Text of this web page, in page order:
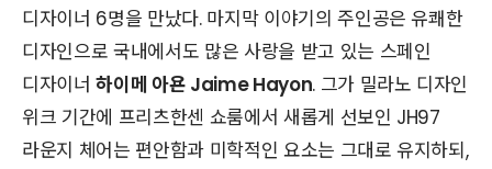
디자이너 6명을 만났다. 마지막 이야기의 주인공은 유쾌한
디자인으로 국내에서도 많은 사랑을 받고 있는 스페인
디자이너하이메 아욘 Jaime Hayon. 그가 밀라노 디자인
위크 기간에 프리츠한센 쇼룸에서 새롭게 선보인 JH97
라운지 체어는 편안함과 미학적인 요소는 그대로 유지하되,